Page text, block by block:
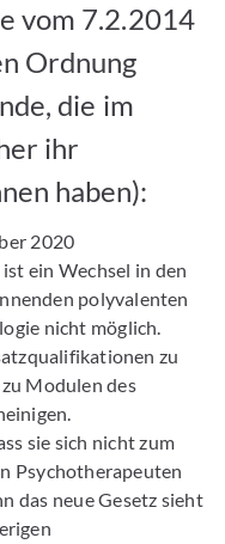
vom 7.2.2014
Ordnung
die im
ihr
haben):
2020
ein Wechsel in den
polyvalenten
nicht möglich.
zu
Modulen des
sie sich nicht zum
Psychotherapeuten
das neue Gesetz sieht